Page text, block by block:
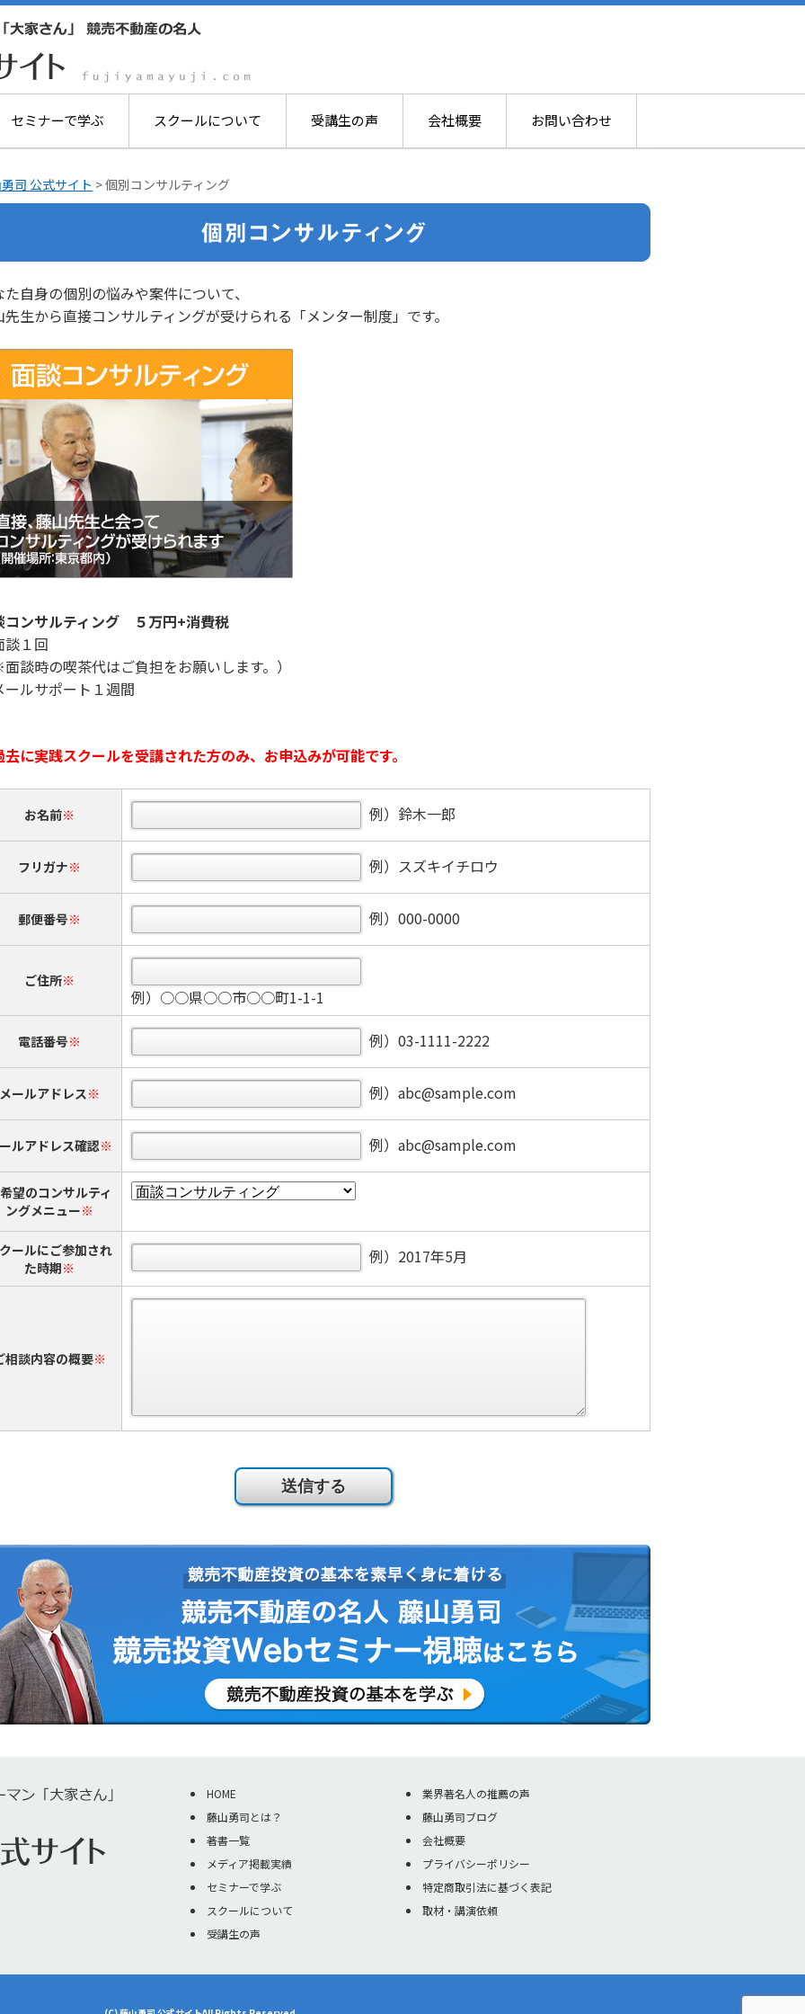
セミナーで学ぶ スクールについて 受講生の声 会社概要 お問い合わせ
司 公式サイト >個別コンサルティング
た自身の個別の悩みや案件について、
先生から直接コンサルティングが受けられる「メンター制度」です。
コンサルティング ５万円+消費税
談１回
談時の喫茶代はご負担をお願いします。）
ールサポート１週間
に実践スクールを受講された方のみ、お申込みが可能です。
お名前※ 例）鈴木一郎
フリガナ※ 例）スズキイチロウ
郵便番号※ 例）000-0000
ご住所※
例）○○県○○市○○町1-1-1
電話番号※ 例）03-1111-2222
メールアドレス※ 例）abc@sample.com
ルアドレス確認※ 例）abc@sample.com
望のコンサルティ
ングメニュー※
ールにご参加され
た時期※
例）2017年5月
相談内容の概要※
HOME
藤山勇司とは？
著書一覧
メディア掲載実績
セミナーで学ぶ
スクールについて
受講生の声
業界著名人の推薦の声
藤山勇司ブログ
会社概要
プライバシーポリシー
特定商取引法に基づく表記
取材・講演依頼